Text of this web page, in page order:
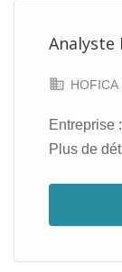
Analyste
HOFICA
Entreprise
Plus de